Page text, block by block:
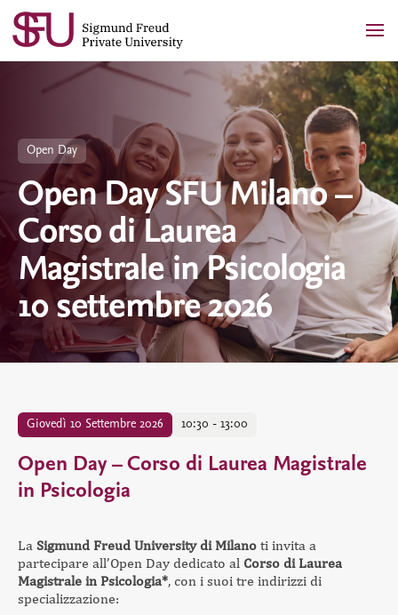
Open Day
Open Day SFU Milano –
Corso di Laurea
Magistrale in Psicologia
10 settembre 2026
Giovedì 10 Settembre 2026 10:30 - 13:00
Open Day – Corso di Laurea Magistrale
in Psicologia
La Sigmund Freud University di Milano ti invita a
partecipare all’Open Day dedicato al Corso di Laurea
Magistrale in Psicologia*, con i suoi tre indirizzi di
specializzazione: